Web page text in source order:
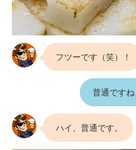
フツーです（笑）！
普通ですね
ハイ、普通です。